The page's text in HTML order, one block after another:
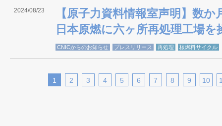
2024/08/23
【原子力資料情報室声明】数
日本原燃に六ヶ所再処理工場
CNICからのお知らせ プレスリリース 再処理 核燃料サイクル
1 2 3 4 5 6 7 8 9 10